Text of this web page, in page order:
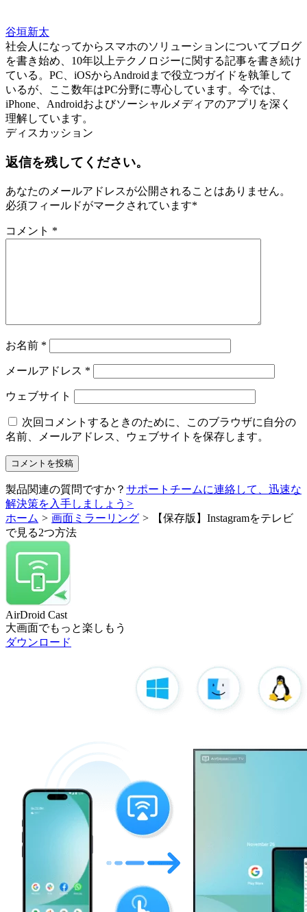
谷垣新太
社会人になってからスマホのソリューションについてブログ
を書き始め、10年以上テクノロジーに関する記事を書き続け
ている。PC、iOSからAndroidまで役立つガイドを執筆して
いるが、ここ数年はPC分野に専心しています。今では、
iPhone、Androidおよびソーシャルメディアのアプリを深く
理解しています。
ディスカッション
返信を残してください。
あなたのメールアドレスが公開されることはありません。
必須フィールドがマークされています*
コメント *
お名前 *
メールアドレス *
ウェブサイト
次回コメントするときのために、このブラウザに自分の
名前、メールアドレス、ウェブサイトを保存します。
製品関連の質問ですか？ サポートチームに連絡して、迅速な
解決策を入手しましょう >
ホーム > 画面ミラーリング > 【保存版】Instagramをテレビ
で見る2つ方法
AirDroid Cast
大画面でもっと楽しもう
ダウンロード